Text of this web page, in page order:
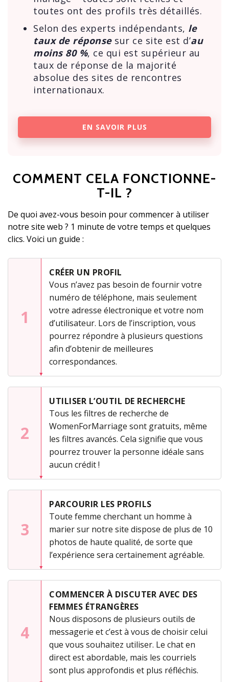
toutes ont des profils très détaillés.
Selon des experts indépendants, le
taux de réponsesur ce site est d’au
moins 80 %, ce qui est supérieur au
taux de réponse de la majorité
absolue des sites de rencontres
internationaux.
EN SAVOIR PLUS
COMMENT CELA FONCTIONNE-
T-IL ?
De quoi avez-vous besoin pour commencer à utiliser
notre site web ? 1 minute de votre temps et quelques
clics. Voici un guide :
1
CRÉER UN PROFIL
Vous n’avez pas besoin de fournir votre
numéro de téléphone, mais seulement
votre adresse électronique et votre nom
d’utilisateur. Lors de l’inscription, vous
pourrez répondre à plusieurs questions
afin d’obtenir de meilleures
correspondances.
2
UTILISER L’OUTIL DE RECHERCHE
Tous les filtres de recherche de
WomenForMarriage sont gratuits, même
les filtres avancés. Cela signifie que vous
pourrez trouver la personne idéale sans
aucun crédit !
3
PARCOURIR LES PROFILS
Toute femme cherchant un homme à
marier sur notre site dispose de plus de 10
photos de haute qualité, de sorte que
l’expérience sera certainement agréable.
4
COMMENCER À DISCUTER AVEC DES
FEMMES ÉTRANGÈRES
Nous disposons de plusieurs outils de
messagerie et c’est à vous de choisir celui
que vous souhaitez utiliser. Le chat en
direct est abordable, mais les courriels
sont plus approfondis et plus réfléchis.